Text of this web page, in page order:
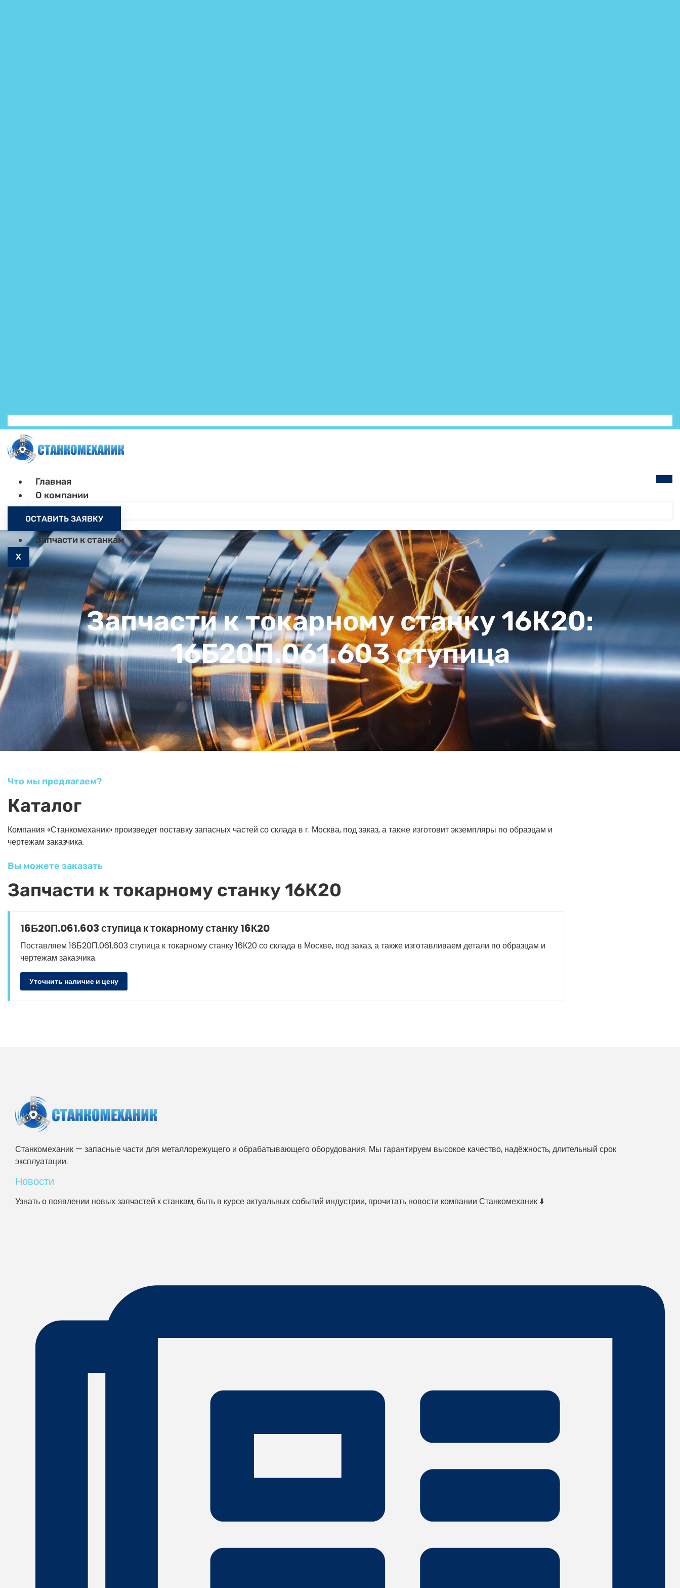
Главная
О компании
Запчасти к станкам
X
ОСТАВИТЬ ЗАЯВКУ
Запчасти к токарному станку 16К20:
16Б20П.061.603 ступица
Что мы предлагаем?
Каталог
Компания «Станкомеханик» произведет поставку запасных частей со склада в г. Москва, под заказ, а также изготовит экземпляры по образцам и
чертежам заказчика.
Вы можете заказать
Запчасти к токарному станку 16К20
16Б20П.061.603 ступица к токарному станку 16К20
Поставляем 16Б20П.061.603 ступица к токарному станку 16К20 со склада в Москве, под заказ, а также изготавливаем детали по образцам и
чертежам заказчика.
Уточнить наличие и цену
Станкомеханик — запасные части для металлорежущего и обрабатывающего оборудования. Мы гарантируем высокое качество, надёжность, длительный срок
эксплуатации.
Новости
Узнать о появлении новых запчастей к станкам, быть в курсе актуальных событий индустрии, прочитать новости компании Станкомеханик ⬇️